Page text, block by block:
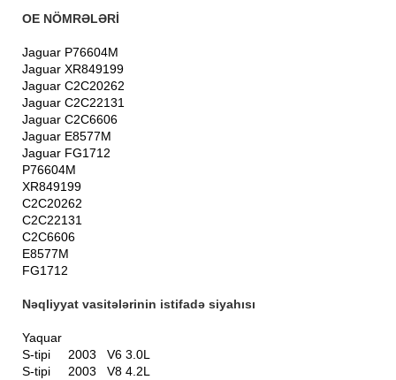
OE NÖMRƏLƏRİ
Jaguar P76604M
Jaguar XR849199
Jaguar C2C20262
Jaguar C2C22131
Jaguar C2C6606
Jaguar E8577M
Jaguar FG1712
P76604M
XR849199
C2C20262
C2C22131
C2C6606
E8577M
FG1712
Nəqliyyat vasitələrinin istifadə siyahısı
Yaquar
S-tipi 2003 V6 3.0L
S-tipi 2003 V8 4.2L